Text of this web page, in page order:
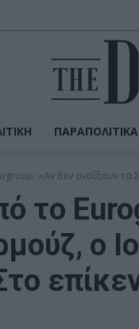
ΠΑΡΑΠΟΛΙΤΙΚΆ
«Αν δεν ανοίξουν τα
το
ο